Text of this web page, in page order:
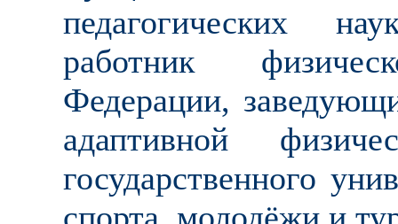
педагогических
работник
Федерации,
адаптивной
государственного